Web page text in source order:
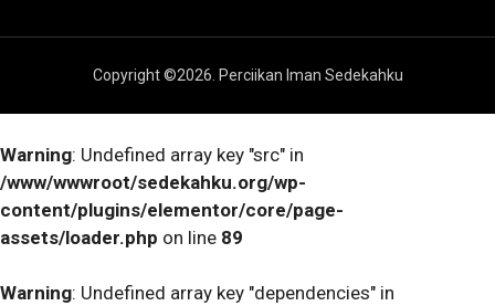
Copyright ©2026 . Perciikan Iman Sedekahku
Warning: Undefined array key "src" in
/www/wwwroot/sedekahku.org/wp-
content/plugins/elementor/core/page-
assets/loader.php on line 89
Warning: Undefined array key "dependencies" in